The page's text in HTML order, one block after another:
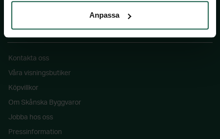
Anpassa
Kontakta oss
Våra visningsbutiker
Köpvillkor
Om Skånska Byggvaror
Jobba hos oss
Pressinformation